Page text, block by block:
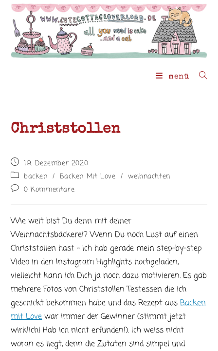
Zum
Inhalt
springen
menü
Christstollen
Beitrag
veröffentlicht:
19. Dezember 2020
Beitrags-
Kategorie:
backen / Backen Mit Love / weihnachten
Beitrags-
0 Kommentare
Wie weit bist Du denn mit deiner
Weihnachtsbäckerei? Wenn Du noch Lust auf einen
Christstollen hast – ich hab gerade mein step-by-step
Video in den Instagram Highlights hochgeladen,
vielleicht kann ich Dich ja noch dazu motivieren. Es gab
mehrere Fotos von Christstollen Testessen die ich
geschickt bekommen habe und das Rezept ausBacken
mit Lovewar immer der Gewinner (stimmt jetzt
wirklich! Hab ich nicht erfunden!). Ich weiss nicht
woran es liegt, denn die Zutaten sind simpel und